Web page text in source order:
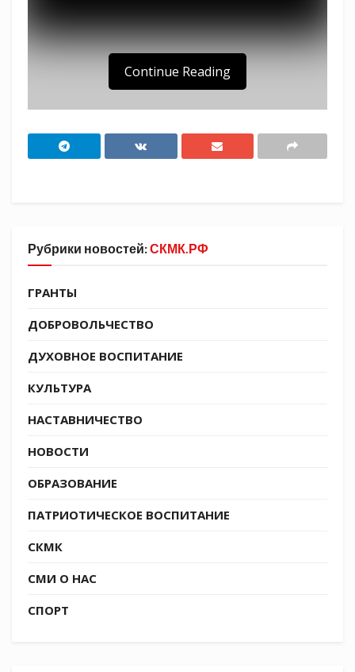
направленности детского сада № 4
«Солнышко» (г. Белореченск).
Continue Reading
Рубрики новостей:СКМК.РФ
ГРАНТЫ
ДОБРОВОЛЬЧЕСТВО
ДУХОВНОЕ ВОСПИТАНИЕ
КУЛЬТУРА
НАСТАВНИЧЕСТВО
НОВОСТИ
ОБРАЗОВАНИЕ
ПАТРИОТИЧЕСКОЕ ВОСПИТАНИЕ
СКМК
СМИ О НАС
СПОРТ